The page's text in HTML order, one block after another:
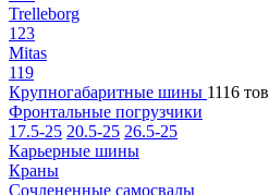
Trelleborg
123
Mitas
119
Крупногабаритные шины 1116
Фронтальные погрузчики
17.5-25 20.5-25 26.5-25
Карьерные шины
Краны
Сочлененные самосвалы